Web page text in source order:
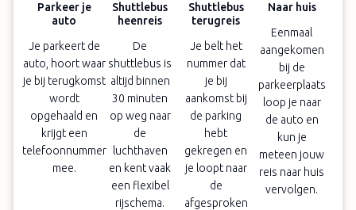
Parkeer je
auto
Je parkeert de
auto, hoort waar
je bij terugkomst
wordt
opgehaald en
krijgt een
telefoonnummer
mee.
Shuttlebus
heenreis
De
shuttlebus is
altijd binnen
30 minuten
op weg naar
de
luchthaven
en kent vaak
een flexibel
rijschema.
Shuttlebus
terugreis
Je belt het
nummer dat
je bij
aankomst bij
de parking
hebt
gekregen en
je loopt naar
de
afgesproken
Naar huis
Eenmaal
aangekomen
bij de
parkeerplaats
loop je naar
de auto en
kun je
meteen jouw
reis naar huis
vervolgen.